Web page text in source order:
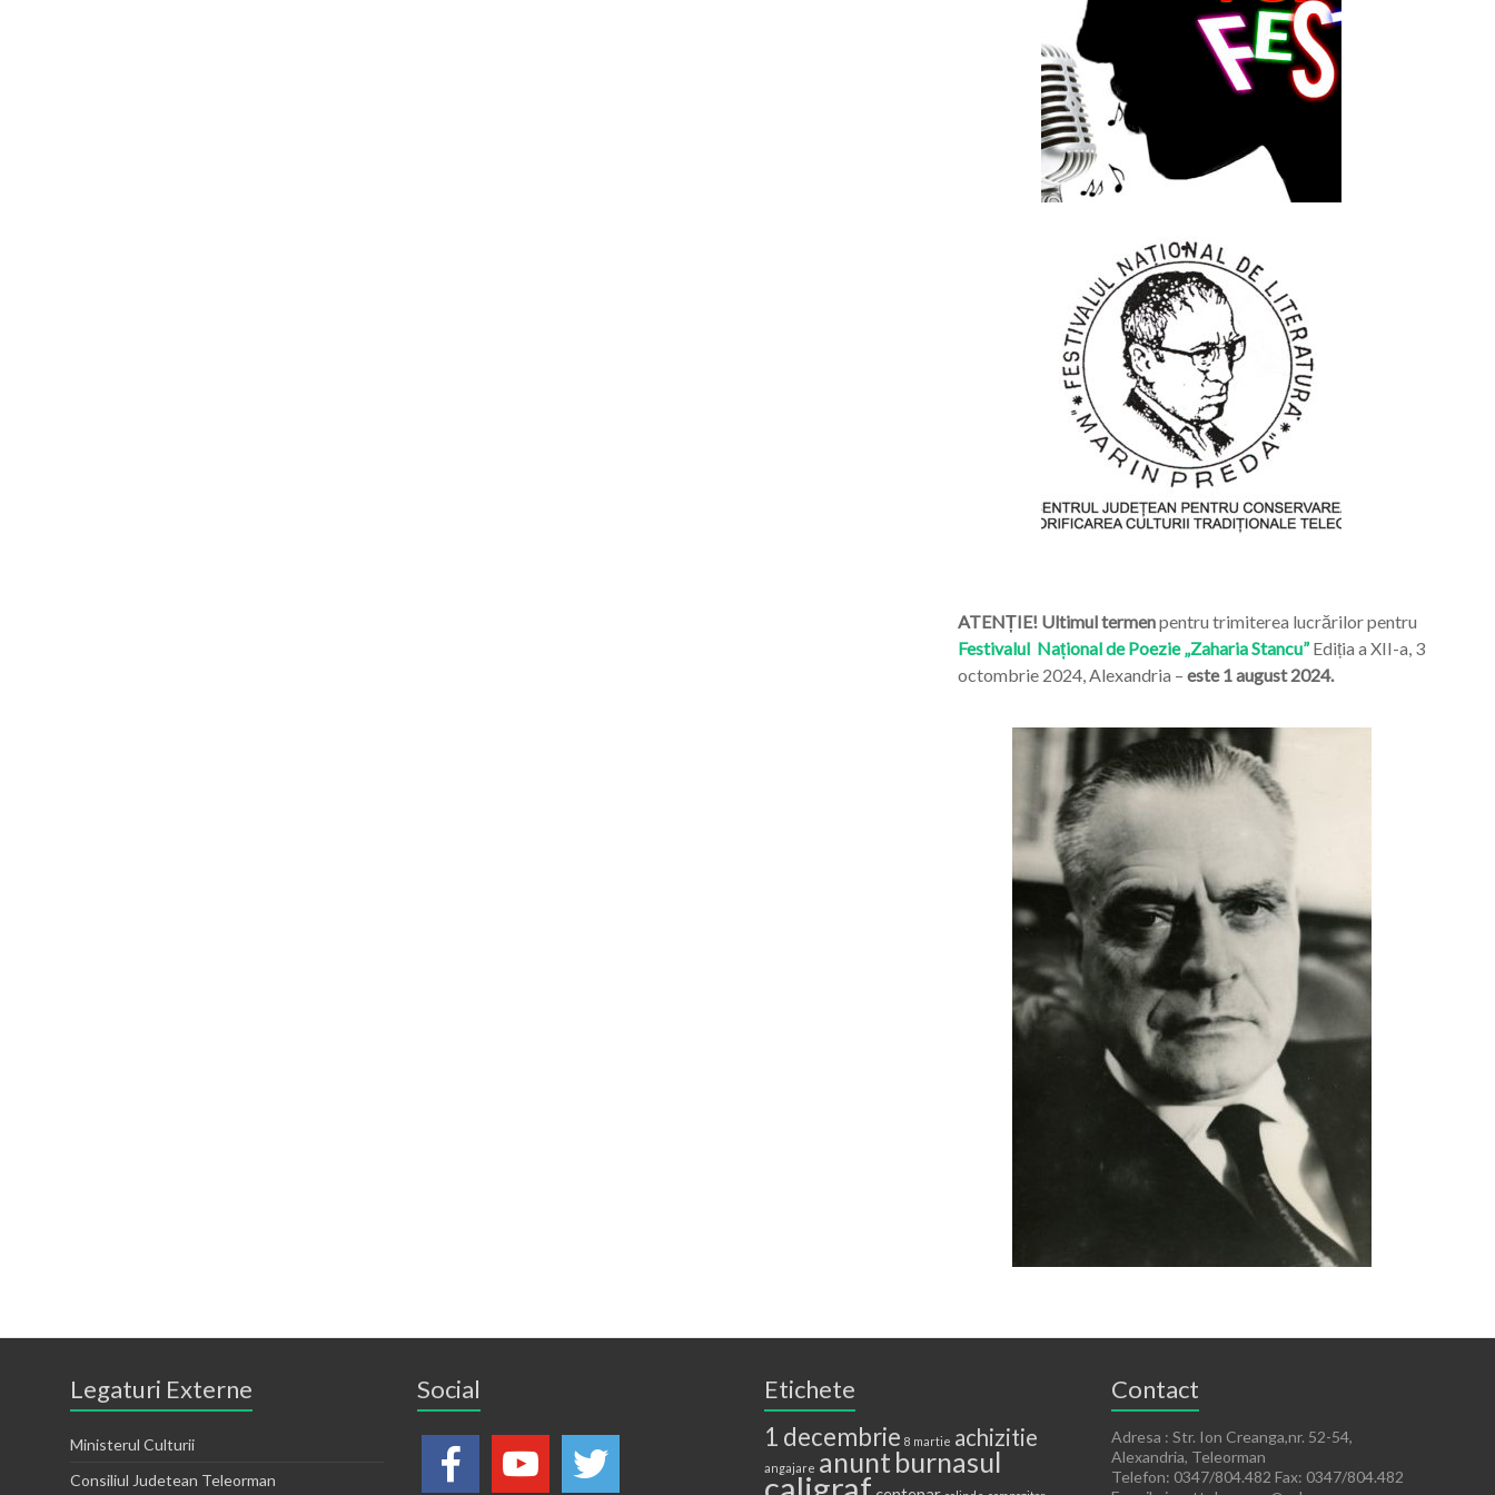
ATENȚIE! Ultimul termenpentru trimiterea lucrărilor pentru
Festivalul Național de Poezie „Zaharia Stancu” Ediția a XII-a, 3
octombrie 2024, Alexandria – este 1 august 2024.
Legaturi Externe
Ministerul Culturii
Consiliul Judetean Teleorman
Social
Etichete
1 decembrie 8 martie achizitie
angajare anunt burnasul
Contact
Adresa : Str. Ion Creanga,nr. 52-54,
Alexandria, Teleorman
Telefon: 0347/804.482 Fax: 0347/804.482